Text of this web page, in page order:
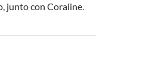
junto con Coraline.